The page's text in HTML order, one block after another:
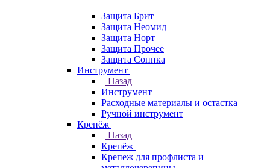
Защита Брит
Защита Неомид
Защита Норт
Защита Прочее
Защита Соппка
Инструмент
Назад
Инструмент
Расходные материалы и остастка
Ручной инструмент
Крепёж
Назад
Крепёж
Крепеж для профлиста и